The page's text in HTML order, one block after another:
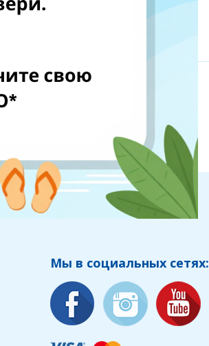
Мы в социальных сетях: